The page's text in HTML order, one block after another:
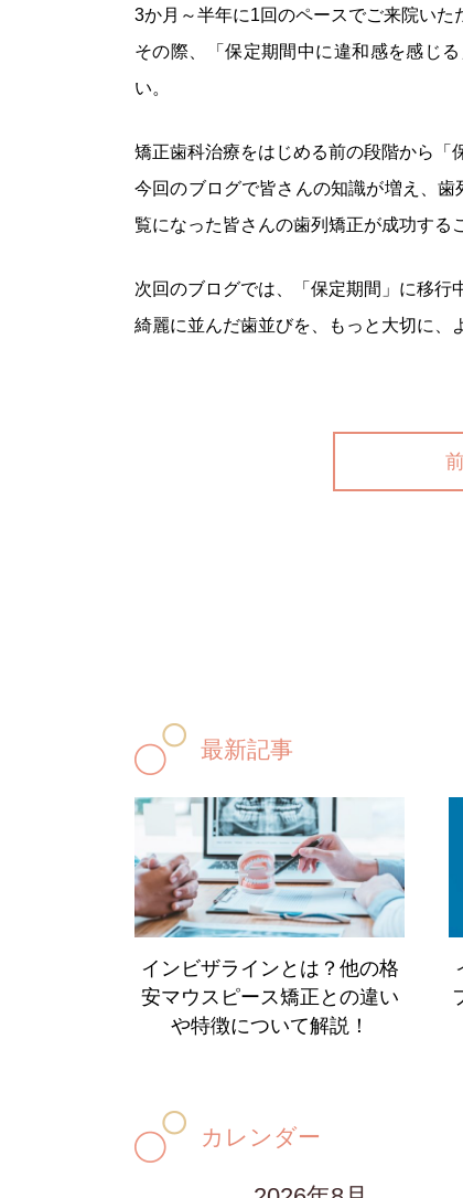
3か月～半年に1回のペースでご来院いた
その際、「保定期間中に違和感を感じ
い。
矯正歯科治療をはじめる前の段階から「
今回のブログで皆さんの知識が増え、
覧になった皆さんの歯列矯正が成功する
次回のブログでは、「保定期間」に移行
綺麗に並んだ歯並びを、もっと大切に、
カレンダー
最新記事
インビザラインとは？他の格
安マウスピース矯正との違い
や特徴について解説！